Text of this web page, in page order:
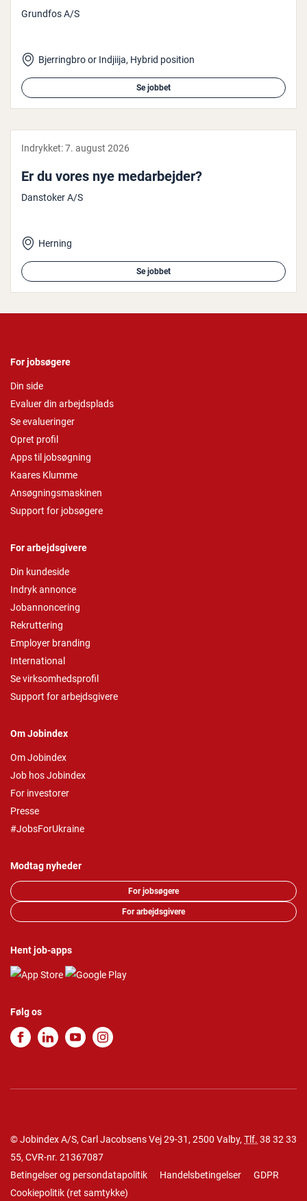
Grundfos A/S
Bjerringbro or Indjiija, Hybrid position
Se jobbet
Indrykket:7. august 2026
Er du vores nye me­d­ar­bej­der?
Danstoker A/S
Herning
Se jobbet
For jobsøgere
Din side
Evaluer din arbejdsplads
Se evalueringer
Opret profil
Apps til jobsøgning
Kaares Klumme
Ansøgningsmaskinen
Support for jobsøgere
For arbejdsgivere
Din kundeside
Indryk annonce
Jobannoncering
Rekruttering
Employer branding
International
Se virksomhedsprofil
Support for arbejdsgivere
Om Jobindex
Om Jobindex
Job hos Jobindex
For investorer
Presse
#JobsForUkraine
Modtag nyheder
For jobsøgere
For arbejdsgivere
Hent job-apps
Følg os
© Jobindex A/S, Carl Jacobsens Vej 29-31, 2500 Valby, Tlf. 38 32 33
55, CVR-nr. 21367087
Betingelser og persondatapolitik
Handelsbetingelser
GDPR
Cookiepolitik (ret samtykke)